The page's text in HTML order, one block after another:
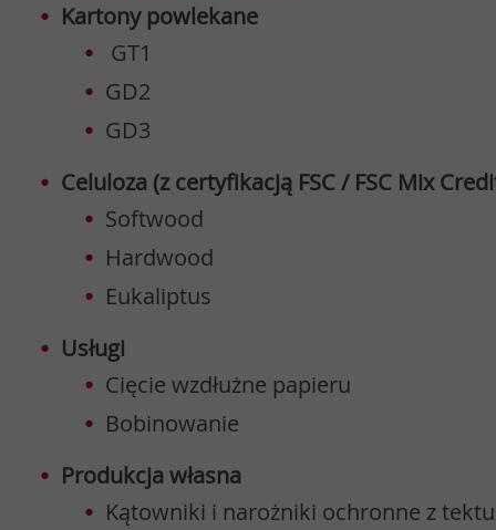
Kartony powlekane
GT1
GD2
GD3
Celuloza (z certyfikacją FSC / FSC Mix
Softwood
Hardwood
Eukaliptus
Usługi
Cięcie wzdłużne papieru
Bobinowanie
Produkcja własna
Kątowniki i narożniki ochronne z